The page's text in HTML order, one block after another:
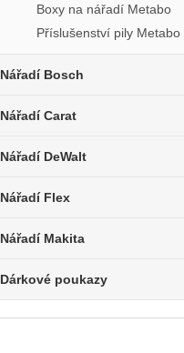
Boxy na nářadí Metabo
Příslušenství pily Metabo
Nářadí Bosch
Nářadí Carat
Nářadí DeWalt
Nářadí Flex
Nářadí Makita
Dárkové poukazy